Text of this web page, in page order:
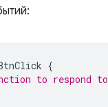
{
to respond